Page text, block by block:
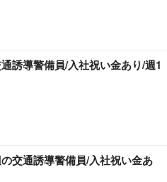
誘導警備員/入社祝い金あり/週1
交通誘導警備員/入社祝い金あ